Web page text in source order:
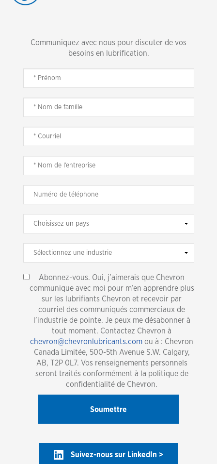
Communiquez avec nous pour discuter de vos
besoins en lubrification.
Abonnez-vous. Oui, j’aimerais que Chevron
communique avec moi pour m’en apprendre plus
sur les lubrifiants Chevron et recevoir par
courriel des communiqués commerciaux de
l’industrie de pointe. Je peux me désabonner à
tout moment. Contactez Chevron à
chevron@chevronlubricants.com ou à : Chevron
Canada Limitée, 500-5th Avenue S.W. Calgary,
AB, T2P 0L7. Vos renseignements personnels
seront traités conformément à la politique de
confidentialité de Chevron.
Suivez-nous sur LinkedIn >